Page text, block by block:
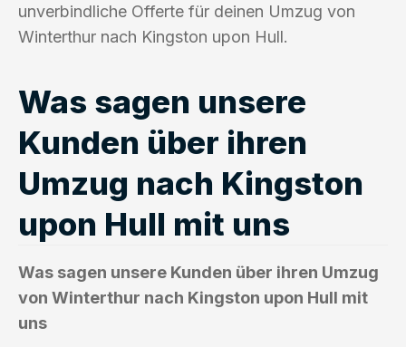
unverbindliche Offerte für deinen Umzug von
Winterthur nach Kingston upon Hull.
Was sagen unsere
Kunden über ihren
Umzug nach Kingston
upon Hull mit uns
Was sagen unsere Kunden über ihren Umzug
von Winterthur nach Kingston upon Hull mit
uns